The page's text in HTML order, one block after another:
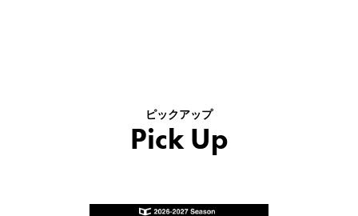
ピックアップ
Pick Up